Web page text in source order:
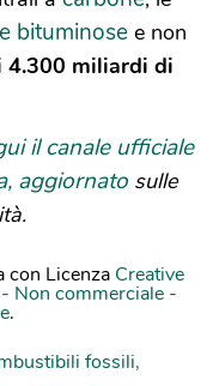
bituminose e non
4.300 miliardi di
il canale ufficiale
aggiornato sulle
con Licenza Creative
Non commerciale -
.
fossili,